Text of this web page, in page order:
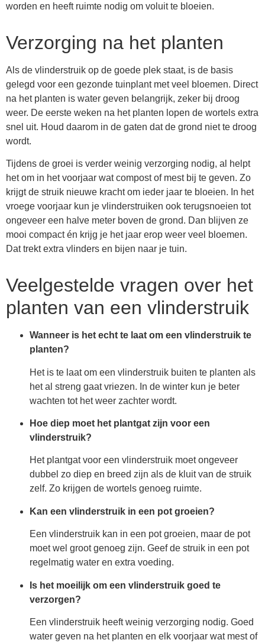
worden en heeft ruimte nodig om voluit te bloeien.
Verzorging na het planten
Als de vlinderstruik op de goede plek staat, is de basis
gelegd voor een gezonde tuinplant met veel bloemen. Direct
na het planten is water geven belangrijk, zeker bij droog
weer. De eerste weken na het planten lopen de wortels extra
snel uit. Houd daarom in de gaten dat de grond niet te droog
wordt.
Tijdens de groei is verder weinig verzorging nodig, al helpt
het om in het voorjaar wat compost of mest bij te geven. Zo
krijgt de struik nieuwe kracht om ieder jaar te bloeien. In het
vroege voorjaar kun je vlinderstruiken ook terugsnoeien tot
ongeveer een halve meter boven de grond. Dan blijven ze
mooi compact én krijg je het jaar erop weer veel bloemen.
Dat trekt extra vlinders en bijen naar je tuin.
Veelgestelde vragen over het
planten van een vlinderstruik
Wanneer is het echt te laat om een vlinderstruik te
planten?
Het is te laat om een vlinderstruik buiten te planten als
het al streng gaat vriezen. In de winter kun je beter
wachten tot het weer zachter wordt.
Hoe diep moet het plantgat zijn voor een
vlinderstruik?
Het plantgat voor een vlinderstruik moet ongeveer
dubbel zo diep en breed zijn als de kluit van de struik
zelf. Zo krijgen de wortels genoeg ruimte.
Kan een vlinderstruik in een pot groeien?
Een vlinderstruik kan in een pot groeien, maar de pot
moet wel groot genoeg zijn. Geef de struik in een pot
regelmatig water en extra voeding.
Is het moeilijk om een vlinderstruik goed te
verzorgen?
Een vlinderstruik heeft weinig verzorging nodig. Goed
water geven na het planten en elk voorjaar wat mest of